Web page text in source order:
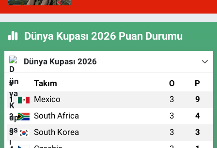
Dünya Kupası 2026 Puan Durumu
Dünya Kupası 2026
# Takım O P
1 Mexico 3 9
2 South Africa 3 4
3 South Korea 3 3